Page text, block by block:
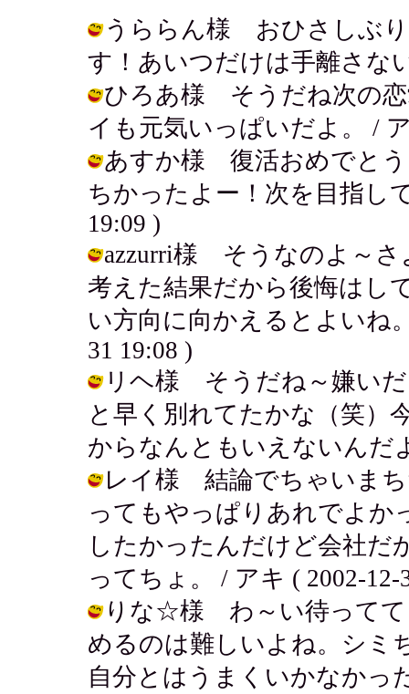
うららん様 おひさしぶり
す！あいつだけは手離さな
ひろあ様 そうだね次の
イも元気いっぱいだよ。 /
あすか様 復活おめでと
ちかったよー！次を目指し
19:09 )
azzurri様 そうなのよ～さ
考えた結果だから後悔はし
い方向に向かえるとよいね
31 19:08 )
リヘ様 そうだね～嫌い
と早く別れてたかな（笑）
からなんともいえないんだ
レイ様 結論でちゃいまち
ってもやっぱりあれでよか
したかったんだけど会社だ
ってちょ。 / アキ ( 2002-12-
りな☆様 わ～い待ってて
めるのは難しいよね。シミ
自分とはうまくいかなかっ